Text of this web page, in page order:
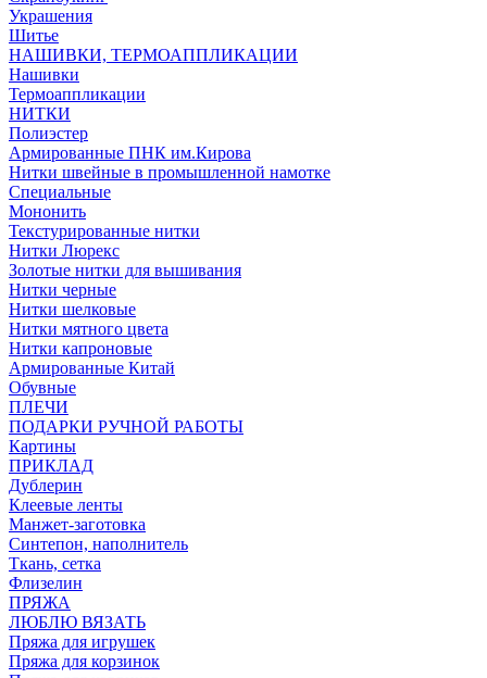
Украшения
Шитье
НАШИВКИ, ТЕРМОАППЛИКАЦИИ
Нашивки
Термоаппликации
НИТКИ
Полиэстер
Армированные ПНК им.Кирова
Нитки швейные в промышленной намотке
Специальные
Мононить
Текстурированные нитки
Нитки Люрекс
Золотые нитки для вышивания
Нитки черные
Нитки шелковые
Нитки мятного цвета
Нитки капроновые
Армированные Китай
Обувные
ПЛЕЧИ
ПОДАРКИ РУЧНОЙ РАБОТЫ
Картины
ПРИКЛАД
Дублерин
Клеевые ленты
Манжет-заготовка
Синтепон, наполнитель
Ткань, сетка
Флизелин
ПРЯЖА
ЛЮБЛЮ ВЯЗАТЬ
Пряжа для игрушек
Пряжа для корзинок